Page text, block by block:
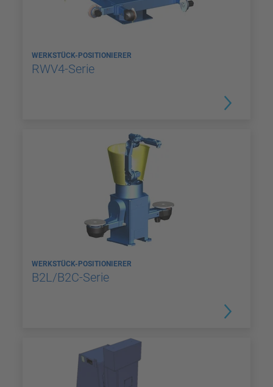
WERKSTÜCK-POSITIONIERER
RWV4-Serie
WERKSTÜCK-POSITIONIERER
B2L/B2C-Serie